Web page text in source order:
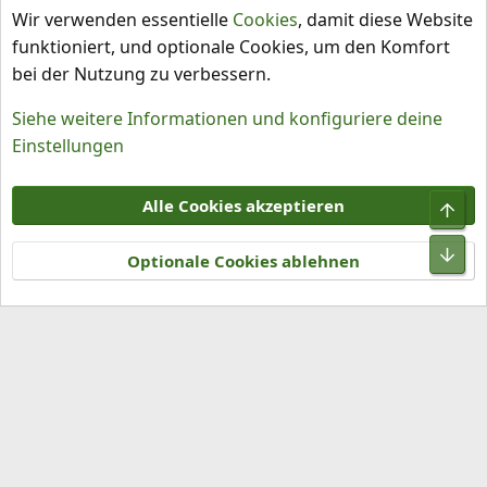
Chiliprodukte, Tests und Empfehlungen
Nutzungsbedingungen
Datenschutz
Hilfe und Impressum
R
S
S
Community platform by XenForo® © 2010-2026 XenForo Ltd.
Wir verwenden essentielle Cookies, damit diese Website
funktioniert, und optionale Cookies, um den Komfort
bei der Nutzung zu verbessern.
Siehe weitere Informationen und konfiguriere deine
Einstellungen
Alle Cookies akzeptieren
Optionale Cookies ablehnen